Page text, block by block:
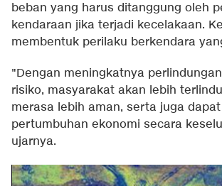
beban yang harus ditanggung oleh
kendaraan jika terjadi kecelakaan.
membentuk perilaku berkendara
"Dengan meningkatnya
risiko, masyarakat akan lebih
merasa lebih aman, serta juga
pertumbuhan ekonomi secara
ujarnya.